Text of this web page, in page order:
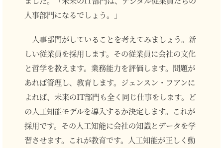
人事部門になるでしょう。」
人事部門がしていることを考えてみましょう。新
しい従業員を採用します。その従業員に会社の文化
と哲学を教えます。業務能力を評価します。問題が
あれば管理し、教育します。ジェンスン・フアンに
よれば、未来のIT部門も全く同じ仕事をします。ど
の人工知能モデルを導入するか決定します。これが
採用です。その人工知能に会社の知識とデータを学
習させます。これが教育です。人工知能が正しく動